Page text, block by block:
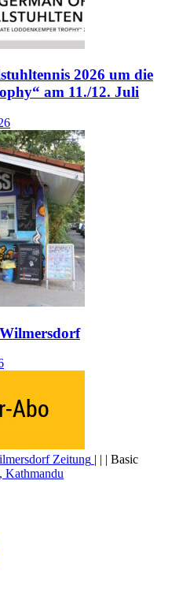
2026 um die
am 11./12. Juli
Zeitung | | | Basic
Kathmandu